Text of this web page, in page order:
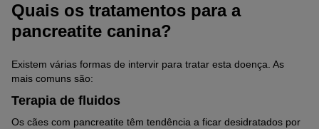
Quais os tratamentos para a
pancreatite canina?
Existem várias formas de intervir para tratar esta doença. As
mais comuns são:
Terapia de fluidos
Os cães com pancreatite têm tendência a ficar desidratados por